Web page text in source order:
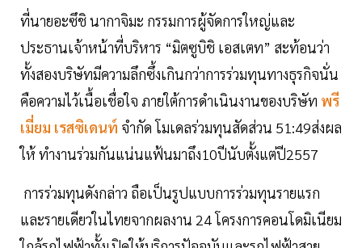
ที่นายอะซึชิ นากาจิมะ กรรมการผู้จัดการใหญ่และ
ประธานเจ้าหน้าที่บริหาร “มิตซูบิชิ เอสเตท” สะท้อนว่า
ทั้งสองบริษัทมีความลึกซึ้งเกินกว่าการร่วมทุนทางธุรกิจนั่น
คือความไว้เนื้อเชื่อใจ ภายใต้การดำเนินงานของบริษัท พรี
เมี่ยม เรสซิเดนท์ จำกัด โมเดลร่วมทุนสัดส่วน 51:49ส่งผล
ให้ ทำงานร่วมกันแน่นแฟ้นมาถึง10ปีนับตั้งแต่ปี2557
การร่วมทุนดังกล่าว ถือเป็นรูปแบบการร่วมทุนรายแรก
และรายเดียวในไทยจากผลงาน 24 โครงการคอนโดมิเนียม